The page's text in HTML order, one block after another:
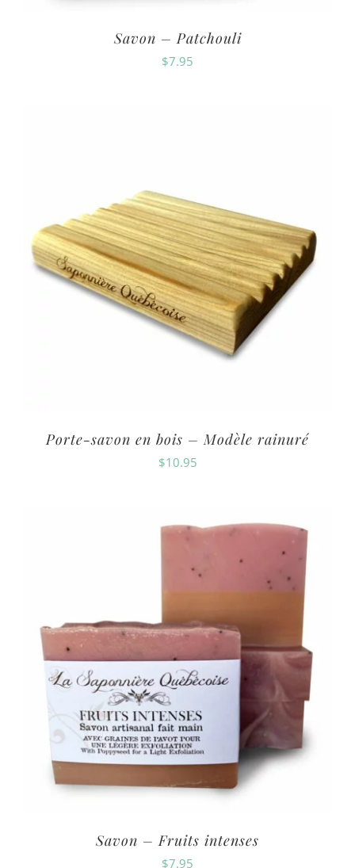
Savon – Patchouli
$7.95
Porte-savon en bois – Modèle rainuré
$10.95
Savon – Fruits intenses
$7.95